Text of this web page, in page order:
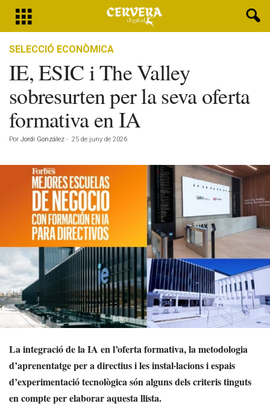
SELECCIÓ ECONÒMICA
IE, ESIC i The Valley
sobresurten per la seva oferta
formativa en IA
Por Jordi González - 25 de juny de 2026
La integració de la IA en l’oferta formativa, la metodologia
d’aprenentatge per a directius i les instal·lacions i espais
d’experimentació tecnològica són alguns dels criteris tinguts
en compte per elaborar aquesta llista.